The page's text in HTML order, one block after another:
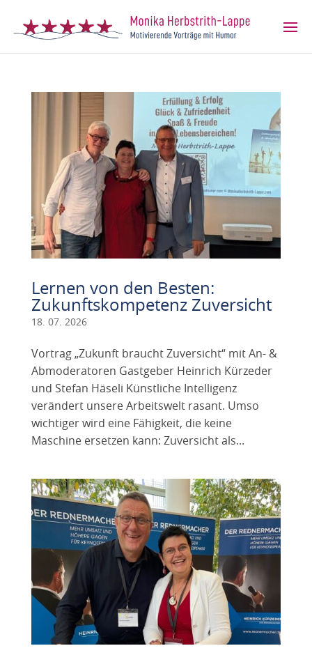
Lernen von den Besten:
Zukunftskompetenz Zuversicht
18. 07. 2026
Vortrag „Zukunft braucht Zuversicht“ mit An- &
Abmoderatoren Gastgeber Heinrich Kürzeder
und Stefan Häseli Künstliche Intelligenz
verändert unsere Arbeitswelt rasant. Umso
wichtiger wird eine Fähigkeit, die keine
Maschine ersetzen kann: Zuversicht als...